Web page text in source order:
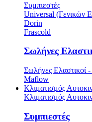
Συμπιεστές
Universal (Γενικών
Dorin
Frascold
Σωλήνες
Σωλήνες Ελαστικοί
Maflow
Κλιματισμός
Κλιματισμός
Συμπιεστές